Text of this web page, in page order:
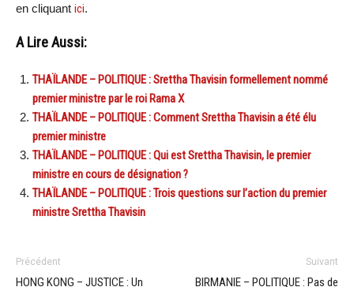
en cliquant ici.
A Lire Aussi:
THAÏLANDE – POLITIQUE : Srettha Thavisin formellement nommé
premier ministre par le roi Rama X
THAÏLANDE – POLITIQUE : Comment Srettha Thavisin a été élu
premier ministre
THAÏLANDE – POLITIQUE : Qui est Srettha Thavisin, le premier
ministre en cours de désignation ?
THAÏLANDE – POLITIQUE : Trois questions sur l’action du premier
ministre Srettha Thavisin
Précédent
HONG KONG – JUSTICE : Un
Suivant
BIRMANIE – POLITIQUE : Pas de